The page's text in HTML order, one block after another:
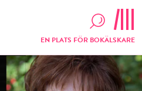
EN PLATS FÖR BOKÄLSKARE